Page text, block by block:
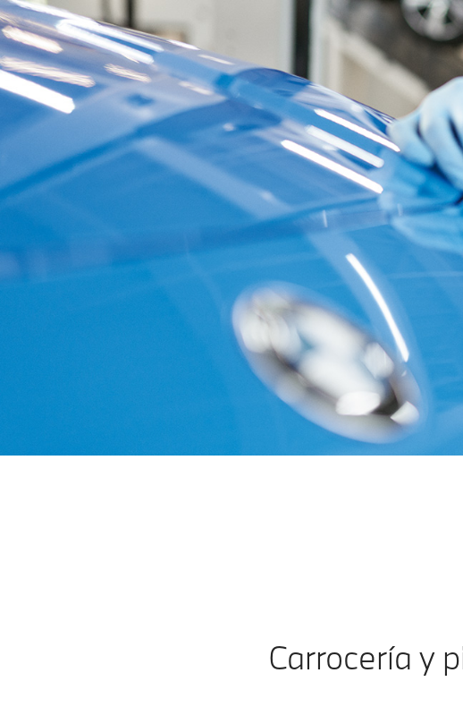
Reparación de carrocería.
Localiza tu Taller AutorizadoCarrocería y